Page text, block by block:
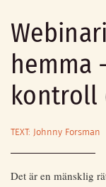
hemma
kontroll
TEXT: Johnny Forsman
Det är en mänsklig